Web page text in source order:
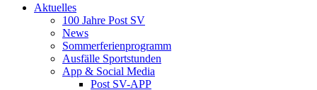
Aktuelles
100 Jahre Post SV
News
Sommerferienprogramm
Ausfälle Sportstunden
App & Social Media
Post SV-APP